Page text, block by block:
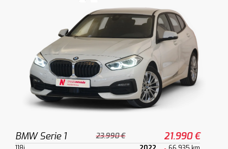
BMW Serie 1 23.990 € 21.990 €